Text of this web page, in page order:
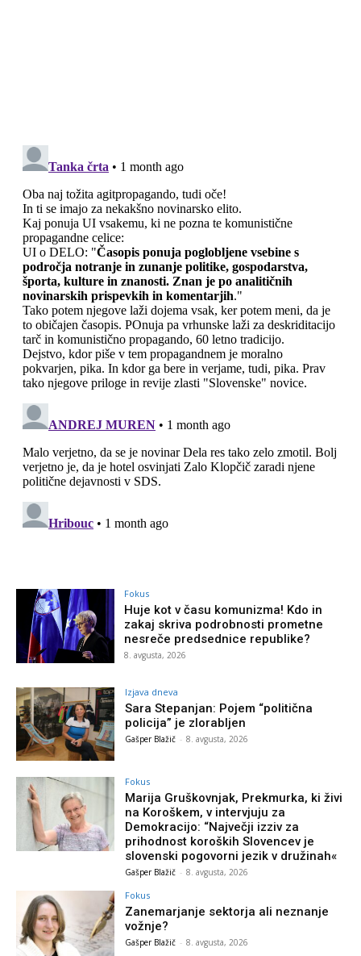
Fokus
Huje kot v času komunizma! Kdo in
zakaj skriva podrobnosti prometne
nesreče predsednice republike?
8. avgusta, 2026
Izjava dneva
Sara Stepanjan: Pojem “politična
policija” je zlorabljen
Gašper Blažič - 8. avgusta, 2026
Fokus
Marija Gruškovnjak, Prekmurka, ki živi
na Koroškem, v intervjuju za
Demokracijo: “Največji izziv za
prihodnost koroških Slovencev je
slovenski pogovorni jezik v družinah«
Gašper Blažič - 8. avgusta, 2026
Fokus
Zanemarjanje sektorja ali neznanje
vožnje?
Gašper Blažič - 8. avgusta, 2026